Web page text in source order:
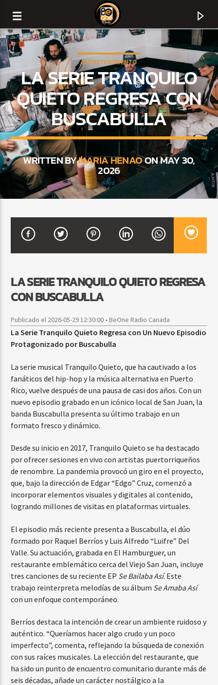
CURRENT TRACK
TITLE
9:00 PM 12:00 AM
ENTRETENIMIENTO
LA SERIE TRANQUILO
QUIETO REGRESA CON
BUSCABULLA
WRITTEN BYMARIA HENAOON MAY 30,
2026
LA SERIE TRANQUILO QUIETO REGRESA
CON BUSCABULLA
Publicado el 2026-05-29 12:30:00 • BeOne Radio Canada
La Serie Tranquilo Quieto Regresa con Un Nuevo Episodio
Protagonizado por Buscabulla
La serie musical Tranquilo Quieto, que ha cautivado a los
fanáticos del hip-hop y la música alternativa en Puerto
Rico, vuelve después de una pausa de casi dos años. Con un
nuevo episodio grabado en un icónico local de San Juan, la
banda Buscabulla presenta su último trabajo en un
formato fresco y dinámico.
Desde su inicio en 2017, Tranquilo Quieto se ha destacado
por ofrecer sesiones en vivo con artistas puertorriqueños
de renombre. La pandemia provocó un giro en el proyecto,
que, bajo la dirección de Edgar “Edgo” Cruz, comenzó a
incorporar elementos visuales y digitales al contenido,
logrando millones de visitas en plataformas virtuales.
El episodio más reciente presenta a Buscabulla, el dúo
formado por Raquel Berríos y Luis Alfredo “Luifre” Del
Valle. Su actuación, grabada en El Hamburguer, un
restaurante emblemático cerca del Viejo San Juan, incluye
tres canciones de su reciente EP Se Bailaba Así. Este
trabajo reinterpreta melodías de su álbum Se Amaba Así
con un enfoque contemporáneo.
Berríos destaca la intención de crear un ambiente ruidoso y
auténtico. “Queríamos hacer algo crudo y un poco
imperfecto”, comenta, reflejando la búsqueda de conexión
con sus raíces musicales. La elección del restaurante, que
ha sido un punto de encuentro comunitario durante más de
seis décadas, añade un carácter nostálgico a la